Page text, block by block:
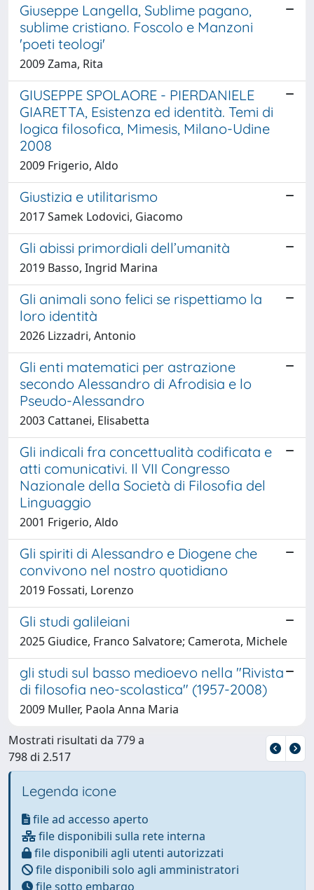
Giuseppe Langella, Sublime pagano,
sublime cristiano. Foscolo e Manzoni
'poeti teologi'
2009 Zama, Rita
GIUSEPPE SPOLAORE - PIERDANIELE
GIARETTA, Esistenza ed identità. Temi di
logica filosofica, Mimesis, Milano-Udine
2008
2009 Frigerio, Aldo
Giustizia e utilitarismo
2017 Samek Lodovici, Giacomo
Gli abissi primordiali dell’umanità
2019 Basso, Ingrid Marina
Gli animali sono felici se rispettiamo la
loro identità
2026 Lizzadri, Antonio
Gli enti matematici per astrazione
secondo Alessandro di Afrodisia e lo
Pseudo-Alessandro
2003 Cattanei, Elisabetta
Gli indicali fra concettualità codificata e
atti comunicativi. Il VII Congresso
Nazionale della Società di Filosofia del
Linguaggio
2001 Frigerio, Aldo
Gli spiriti di Alessandro e Diogene che
convivono nel nostro quotidiano
2019 Fossati, Lorenzo
Gli studi galileiani
2025 Giudice, Franco Salvatore; Camerota, Michele
gli studi sul basso medioevo nella "Rivista
di filosofia neo-scolastica" (1957-2008)
2009 Muller, Paola Anna Maria
Mostrati risultati da 779 a
798 di 2.517
Legenda icone
file ad accesso aperto
file disponibili sulla rete interna
file disponibili agli utenti autorizzati
file disponibili solo agli amministratori
file sotto embargo